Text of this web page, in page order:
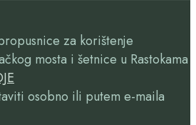
za korištenje
mosta i šetnice u Rastokama
osobno ili putem e-maila